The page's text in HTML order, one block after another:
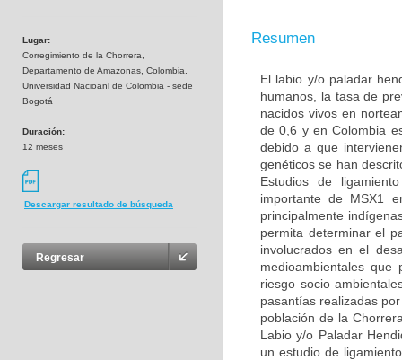
Lugar:
Corregimiento de la Chorrera,
Departamento de Amazonas, Colombia.
Universidad Nacioanl de Colombia - sede
Bogotá
Duración:
12 meses
Descargar resultado de búsqueda
Regresar
Resumen
El labio y/o paladar
humanos, la tasa de
nacidos vivos en
de 0,6 y en Colombia
debido a que
genéticos se han
Estudios de
importante de MSX1
principalmente
permita determinar el
involucrados en el
medioambientales
riesgo socio
pasantías realizadas
población de la
Labio y/o Paladar
un estudio de